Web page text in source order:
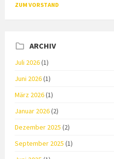
ZUM VORSTAND
ARCHIV
Juli 2026(1)
Juni 2026(1)
März 2026(1)
Januar 2026(2)
Dezember 2025 (2)
September 2025 (1)